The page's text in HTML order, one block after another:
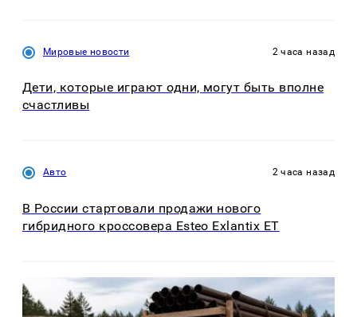
Мировые новости 2 часа назад
Дети, которые играют одни, могут быть вполне
счастливы
Авто 2 часа назад
В России стартовали продажи нового
гибридного кроссовера Esteo Exlantix ET